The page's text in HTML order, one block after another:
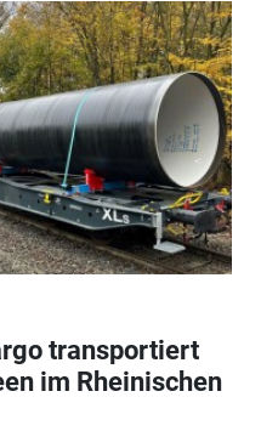
transportiert
im Rheinischen